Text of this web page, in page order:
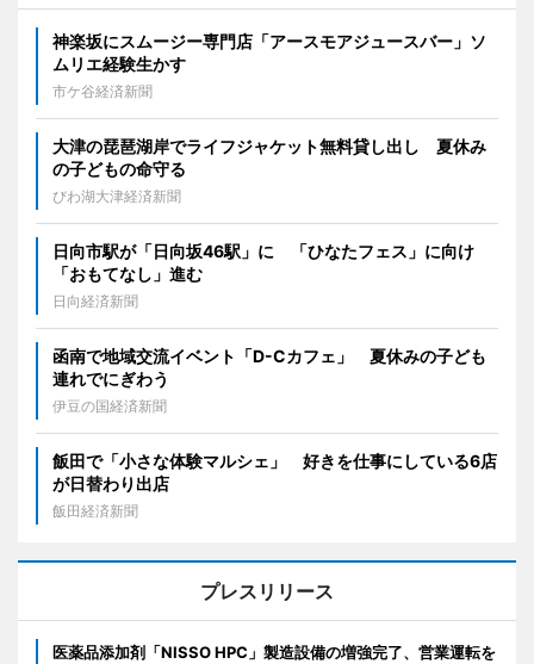
神楽坂にスムージー専門店「アースモアジュースバー」ソ
ムリエ経験生かす
市ケ谷経済新聞
大津の琵琶湖岸でライフジャケット無料貸し出し 夏休み
の子どもの命守る
びわ湖大津経済新聞
日向市駅が「日向坂46駅」に 「ひなたフェス」に向け
「おもてなし」進む
日向経済新聞
函南で地域交流イベント「D-Cカフェ」 夏休みの子ども
連れでにぎわう
伊豆の国経済新聞
飯田で「小さな体験マルシェ」 好きを仕事にしている6店
が日替わり出店
飯田経済新聞
プレスリリース
医薬品添加剤「NISSO HPC」製造設備の増強完了、営業運転を